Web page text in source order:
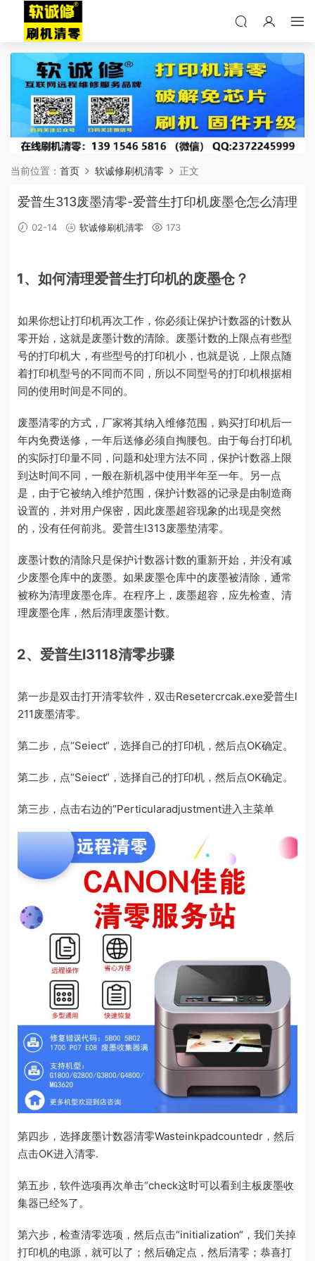
当前位置： 首页 软诚修刷机清零 正文
爱普生313废墨清零-爱普生打印机废墨仓怎么清理
02-14 软诚修刷机清零 173
1、如何清理爱普生打印机的废墨仓？
如果你想让打印机再次工作，你必须让保护计数器的计数从
零开始，这就是废墨计数的清除。废墨计数的上限点有些型
号的打印机大，有些型号的打印机小，也就是说，上限点随
着打印机型号的不同而不同，所以不同型号的打印机根据相
同的使用时间是不同的。
废墨清零的方式，厂家将其纳入维修范围，购买打印机后一
年内免费送修，一年后送修必须自掏腰包。由于每台打印机
的实际打印量不同，问题和处理方法不同，保护计数器上限
到达时间不同，一般在新机器中使用半年至一年。另一点
是，由于它被纳入维护范围，保护计数器的记录是由制造商
设置的，并对用户保密，因此废墨超容现象的出现是突然
的，没有任何前兆。爱普生l313废墨垫清零。
废墨计数的清除只是保护计数器计数的重新开始，并没有减
少废墨仓库中的废墨。如果废墨仓库中的废墨被清除，通常
被称为清理废墨仓库。在程序上，废墨超容，应先检查、清
理废墨仓库，然后清理废墨计数。
2、爱普生l3118清零步骤
第一步是双击打开清零软件，双击Resetercrcak.exe爱普生l
211废墨清零。
第二步，点“Seiect“，选择自己的打印机，然后点OK确定。
第二步，点“Seiect“，选择自己的打印机，然后点OK确定。
第三步，点击右边的“Perticularadjustment进入主菜单
第四步，选择废墨计数器清零Wasteinkpadcountedr，然后
点击OK进入清零.
第五步，软件选项再次单击“check这时可以看到主板废墨收
集器已经%了。
第六步，检查清零选项，然后点击“initialization“，我们关掉
打印机的电源，就可以了；然后确定点，然后清零；恭喜打